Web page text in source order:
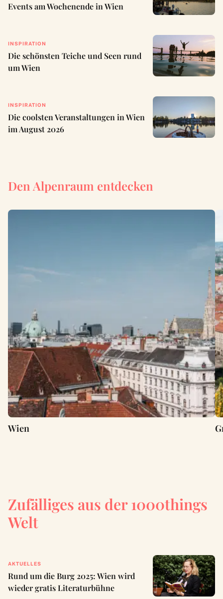
Events am Wochenende in Wien
INSPIRATION
Die schönsten Teiche und Seen rund
um Wien
INSPIRATION
Die coolsten Veranstaltungen in Wien
im August 2026
Den Alpenraum entdecken
Wien
Zufälliges aus der 1000things
Welt
AKTUELLES
Rund um die Burg 2025: Wien wird
wieder gratis Literaturbühne